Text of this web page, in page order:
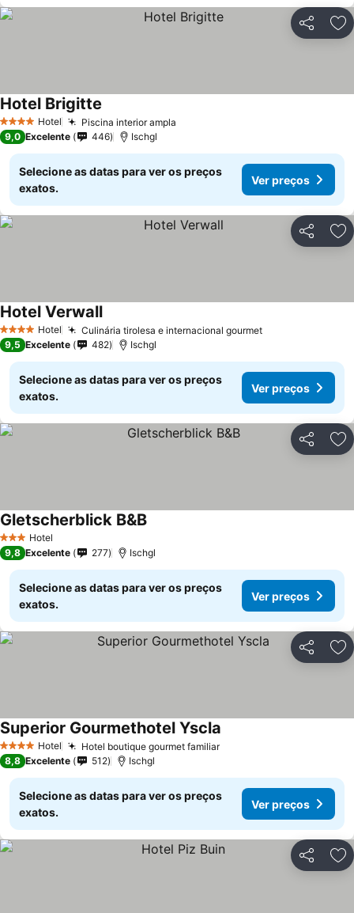
Partilhar
4 EstrelasHotel Piscina interior ampla
Hotel Brigitte
9,0 Excelente 446 Ischgl
Selecione as datas para ver os preços
exatos.
Ver preços
Partilhar
4 EstrelasHotel Culinária tirolesa e internacional gourmetVer preços
Hotel VerwallVer preços
9,5 Excelente 482 Ischgl
Selecione as datas para ver os preços
exatos.
Ver preços
Partilhar
3 EstrelasHotel
Gletscherblick B&BVer preços
9,8 Excelente 277 Ischgl
Selecione as datas para ver os preços
exatos.
Ver preços
Partilhar
4 EstrelasHotel Hotel boutique gourmet familiarVer preços
Superior Gourmethotel Yscla
8,8 Excelente 512 Ischgl
Selecione as datas para ver os preços
exatos.
Ver preços
Partilhar